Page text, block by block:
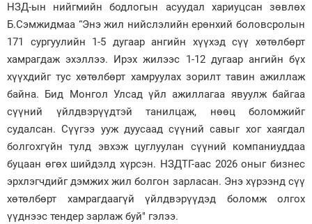
НЗД-ын нийгмийн бодлогын асуудал хариуцсан зөвлөх
Б.Сэмжидмаа “Энэ жил нийслэлийн ерөнхий боловсролын
171 сургуулийн 1-5 дугаар ангийн хүүхэд сүү хөтөлбөрт
хамрагдаж эхэллээ. Ирэх жилээс 1-12 дугаар ангийн бүх
хүүхдийг тус хөтөлбөрт хамруулах зорилт тавин ажиллаж
байна. Бид Монгол Улсад үйл ажиллагаа явуулж байгаа
сүүний үйлдвэрүүдтэй танилцаж, нөөц боломжийг
судалсан. Сүүгээ ууж дуусаад сүүний савыг хог хаягдал
болгохгүйн тулд эвхэж цуглуулан сүүний компаниуддаа
буцаан өгөх шийдэлд хүрсэн. НЗДТГ-аас 2026 оныг бизнес
эрхлэгчдийг дэмжих жил болгон зарласан. Энэ хүрээнд сүү
хөтөлбөрт хамрагдаагүй үйлдвэрүүдэд боломж олгох
үүднээс тендер зарлаж буй" гэлээ.